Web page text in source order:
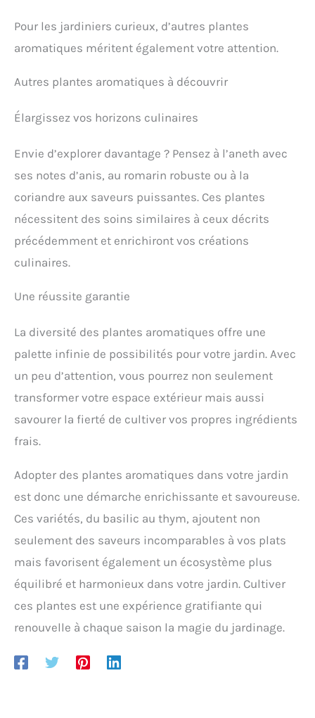
Pour les jardiniers curieux, d’autres plantes
aromatiques méritent également votre attention.
Autres plantes aromatiques à découvrir
Élargissez vos horizons culinaires
Envie d’explorer davantage ? Pensez à l’aneth avec
ses notes d’anis, au romarin robuste ou à la
coriandre aux saveurs puissantes. Ces plantes
nécessitent des soins similaires à ceux décrits
précédemment et enrichiront vos créations
culinaires.
Une réussite garantie
La diversité des plantes aromatiques offre une
palette infinie de possibilités pour votre jardin. Avec
un peu d’attention, vous pourrez non seulement
transformer votre espace extérieur mais aussi
savourer la fierté de cultiver vos propres ingrédients
frais.
Adopter des plantes aromatiques dans votre jardin
est donc une démarche enrichissante et savoureuse.
Ces variétés, du basilic au thym, ajoutent non
seulement des saveurs incomparables à vos plats
mais favorisent également un écosystème plus
équilibré et harmonieux dans votre jardin. Cultiver
ces plantes est une expérience gratifiante qui
renouvelle à chaque saison la magie du jardinage.